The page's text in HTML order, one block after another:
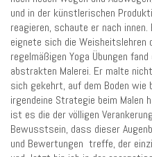
und in der künstlerischen
reagieren, schaute er nach
eignete sich die Weisheitslehren
regelmäßigen Yoga Übungen
abstrakten Malerei. Er malte
sich gekehrt, auf dem Boden wie
irgendeine Strategie beim Malen
ist es die der völligen
Bewusstsein, dass dieser
und Bewertungen treffe, der